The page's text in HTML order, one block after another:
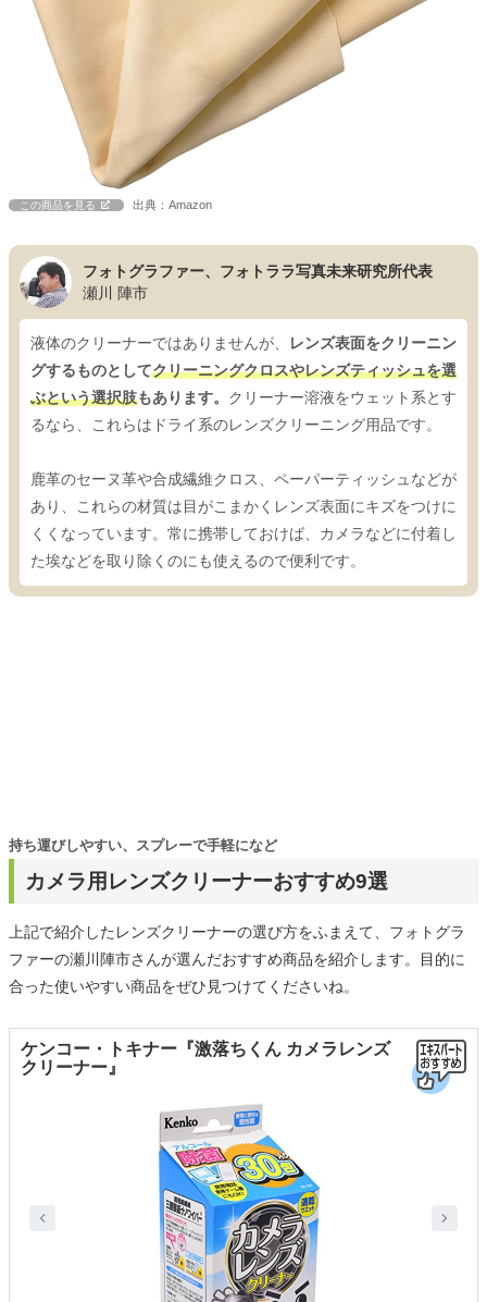
この商品を見る 出典：Amazon
フォトグラファー、フォトララ写真未来研究所代表
瀬川 陣市
液体のクリーナーではありませんが、
レンズ表面をクリーニン
グするものとしてクリーニングクロスやレンズティッシュを選
ぶという選択肢もあります。 クリーナー溶液をウェット系とす
るなら、これらはドライ系のレンズクリーニング用品です。
鹿革のセーヌ革や合成繊維クロス、ペーパーティッシュなどが
あり、これらの材質は目がこまかくレンズ表面にキズをつけに
くくなっています。常に携帯しておけば、カメラなどに付着し
た埃などを取り除くのにも使えるので便利です。
カメラ用レンズクリーナーおすすめ9選
持ち運びしやすい、スプレーで手軽になど
上記で紹介したレンズクリーナーの選び方をふまえて、フォトグラ
ファーの瀬川陣市さんが選んだおすすめ商品を紹介します。目的に
合った使いやすい商品をぜひ見つけてくださいね。
ケンコー・トキナー『激落ちくん カメラレンズ
クリーナー』